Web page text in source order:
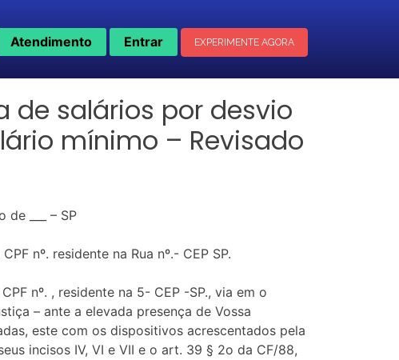
Atendimento Entrar EXPERIMENTE AGORA
de salários por desvio
mínimo – Revisado
___ – SP
nº. residente na Rua nº.- CEP SP.
nº. , residente na 5- CEP -SP., via em o
– ante a elevada presença de Vossa
este com os dispositivos acrescentados pela
incisos IV, VI e VII e o art. 39 § 2o da CF/88,